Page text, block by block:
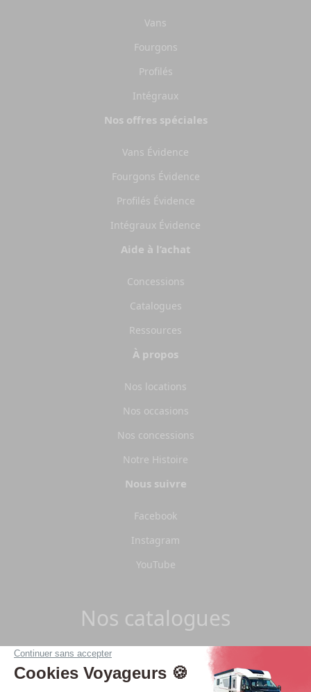
Vans
Fourgons
Profilés
Intégraux
Nos offres spéciales
Vans Évidence
Fourgons Évidence
Profilés Évidence
Intégraux Évidence
Aide à l’achat
Concessions
Catalogues
Ressources
À propos
Nos locations
Nos occasions
Nos concessions
Notre Histoire
Nous suivre
Facebook
Instagram
YouTube
Nos catalogues
Télécharger les catalogues Pilote 2026.